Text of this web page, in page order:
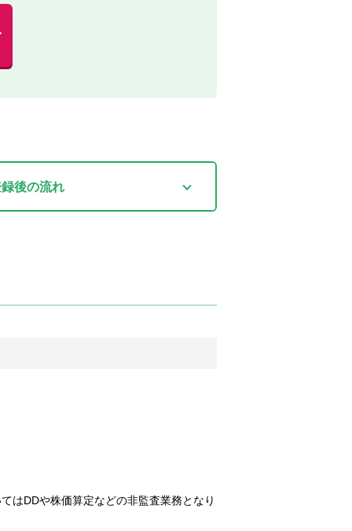
後の流れ
はDDや株価算定などの非監査業務となり